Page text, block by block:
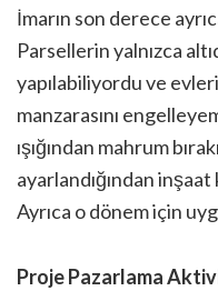
İmarın son derece
Parsellerin yalnızca
yapılabiliyordu ve
manzarasını
ışığından mahrum
ayarlandığından inşaat
Ayrıca o dönem için
Proje Pazarlama